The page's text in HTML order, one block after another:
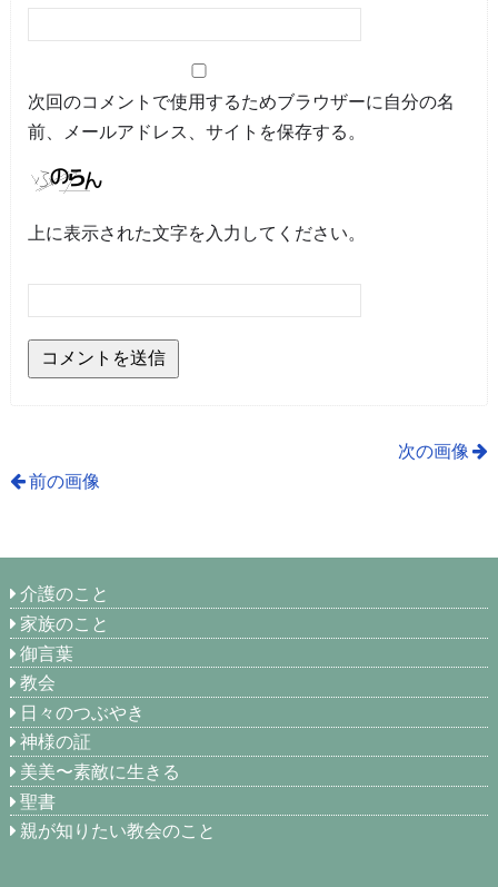
次回のコメントで使用するためブラウザーに自分の名
前、メールアドレス、サイトを保存する。
上に表示された文字を入力してください。
次の画像
前の画像
介護のこと
家族のこと
御言葉
教会
日々のつぶやき
神様の証
美美〜素敵に生きる
聖書
親が知りたい教会のこと